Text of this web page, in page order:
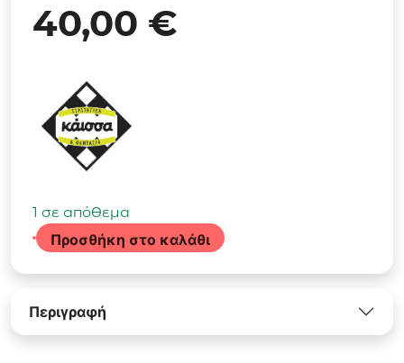
40,00 €
1 σε απόθεμα
Επιτραπέζιο
United
(Ελληνική
Προσθήκη στο καλάθι
Περιγραφή